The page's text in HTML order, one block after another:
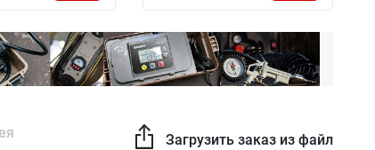
Загрузить заказ из файла